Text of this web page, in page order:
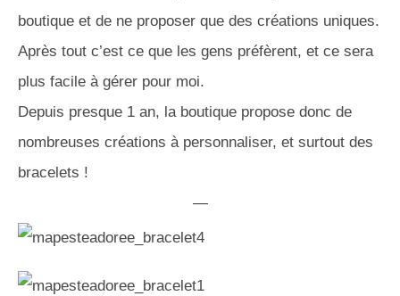
boutique et de ne proposer que des créations uniques.
Après tout c’est ce que les gens préfèrent, et ce sera
plus facile à gérer pour moi.
Depuis presque 1 an, la boutique propose donc de
nombreuses créations à personnaliser, et surtout des
bracelets !
—